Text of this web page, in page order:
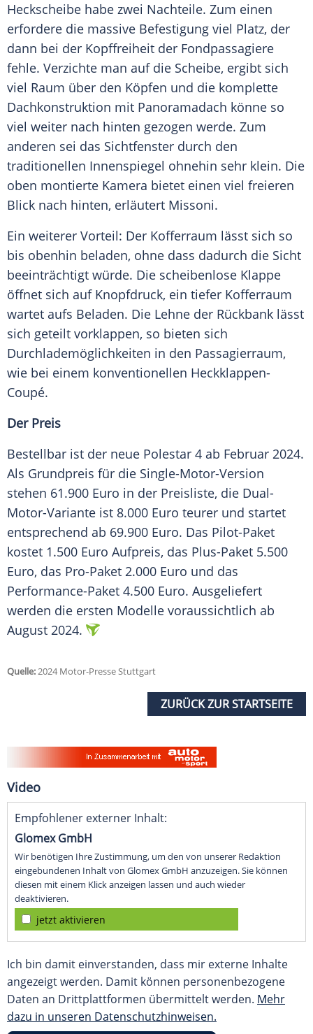
Heckscheibe habe zwei Nachteile. Zum einen
erfordere die massive Befestigung viel Platz, der
dann bei der Kopffreiheit der Fondpassagiere
fehle. Verzichte man auf die Scheibe, ergibt sich
viel Raum über den Köpfen und die komplette
Dachkonstruktion mit Panoramadach könne so
viel weiter nach hinten gezogen werde. Zum
anderen sei das Sichtfenster durch den
traditionellen Innenspiegel ohnehin sehr klein. Die
oben montierte Kamera bietet einen viel freieren
Blick nach hinten, erläutert Missoni.
Ein weiterer Vorteil: Der Kofferraum lässt sich so
bis obenhin beladen, ohne dass dadurch die Sicht
beeinträchtigt würde. Die scheibenlose Klappe
öffnet sich auf Knopfdruck, ein tiefer Kofferraum
wartet aufs Beladen. Die Lehne der Rückbank lässt
sich geteilt vorklappen, so bieten sich
Durchlademöglichkeiten in den Passagierraum,
wie bei einem konventionellen Heckklappen-
Coupé.
Der Preis
Bestellbar ist der neue Polestar 4 ab Februar 2024.
Als Grundpreis für die Single-Motor-Version
stehen 61.900 Euro in der Preisliste, die Dual-
Motor-Variante ist 8.000 Euro teurer und startet
entsprechend ab 69.900 Euro. Das Pilot-Paket
kostet 1.500 Euro Aufpreis, das Plus-Paket 5.500
Euro, das Pro-Paket 2.000 Euro und das
Performance-Paket 4.500 Euro. Ausgeliefert
werden die ersten Modelle voraussichtlich ab
August 2024.
Quelle:2024 Motor-Presse Stuttgart
ZURÜCK ZUR STARTSEITE
Video
Empfohlener externer Inhalt:
Glomex GmbH
Wir benötigen Ihre Zustimmung, um den von unserer Redaktion
eingebundenen Inhalt von Glomex GmbH anzuzeigen. Sie können
diesen mit einem Klick anzeigen lassen und auch wieder
deaktivieren.
jetzt aktivieren
Ich bin damit einverstanden, dass mir externe Inhalte
angezeigt werden. Damit können personenbezogene
Daten an Drittplattformen übermittelt werden. Mehr
dazu in unseren Datenschutzhinweisen.